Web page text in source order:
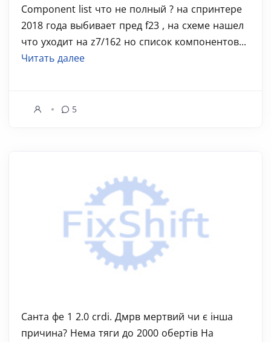
Component list что не полный ? на спринтере
2018 года выбивает пред f23 , на схеме нашел
что уходит на z7/162 но список компонентов...
Читать далее
5
Санта фе 1 2.0 crdi. Дмрв мертвий чи є інша
причина? Нема тяги до 2000 обертів На